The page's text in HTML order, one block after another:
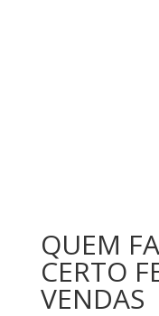
QUEM
CERTO
VENDAS